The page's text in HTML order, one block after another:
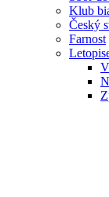
Klub
Český
Farnost